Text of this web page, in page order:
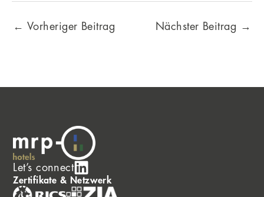
← Vorheriger Beitrag Nächster Beitrag →
Let’s connect
Zertifikate & Netzwerk